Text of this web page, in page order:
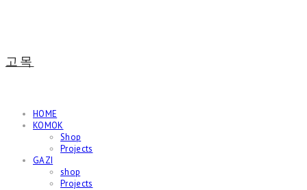
고목
HOME
KOMOK
Shop
Projects
GAZI
shop
Projects